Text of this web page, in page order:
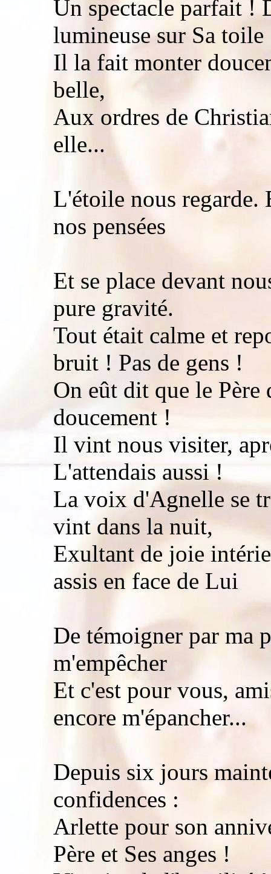
Un spectacle parfait !
lumineuse sur Sa toile
Il la fait monter
belle,
Aux ordres de
elle...
L'étoile nous regarde.
nos pensées
Et se place devant
pure gravité.
Tout était calme et
bruit ! Pas de gens !
On eût dit que le
doucement !
Il vint nous visiter,
L'attendais aussi !
La voix d'Agnelle se
vint dans la nuit,
Exultant de joie
assis en face de Lui
De témoigner par ma
m'empêcher
Et c'est pour vous,
encore m'épancher...
Depuis six jours
confidences :
Arlette pour son
Père et Ses anges !